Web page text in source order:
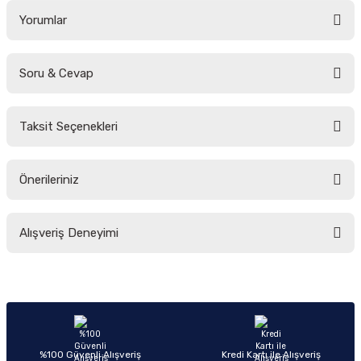
Yorumlar
Soru & Cevap
Taksit Seçenekleri
Önerileriniz
yetersiz gördüğünüz noktaları öneri formunu kullanarak tarafımıza
Ürün açıklamasında eksik bilgiler bulunuyor.
Ürün bilgilerinde hatalar bulunuyor.
Alışveriş Deneyimi
Sitemize ilk yorumu siz yapın!
%100 Güvenli Alışveriş Kredi Kartı ile Alışveriş